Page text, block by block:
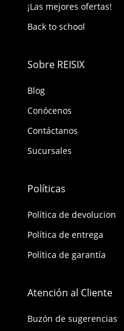
¡Las mejores ofertas!
Back to school
Sobre REISIX
Blog
Conócenos
Contáctanos
Sucursales
Políticas
Política de devolucion
Política de entrega
Política de garantía
Atención al Cliente
Buzón de sugerencias